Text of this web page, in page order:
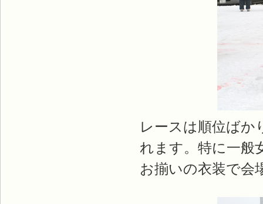
レースは順位ばか
れます。特に一般
お揃いの衣装で会